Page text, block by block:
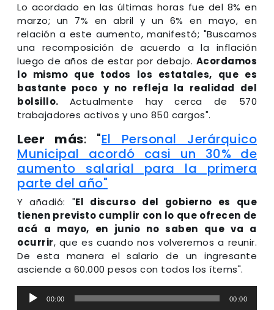
Lo acordado en las últimas horas fue del 8% en
marzo; un 7% en abril y un 6% en mayo, en
relación a este aumento, manifestó; "Buscamos
una recomposición de acuerdo a la inflación
luego de años de estar por debajo. Acordamos
lo mismo que todos los estatales, que es
bastante poco y no refleja la realidad del
bolsillo. Actualmente hay cerca de 570
trabajadores activos y uno 850 cargos".
Leer más: "El Personal Jerárquico
Municipal acordó casi un 30% de
aumento salarial para la primera
parte del año"
Y añadió: "El discurso del gobierno es que
tienen previsto cumplir con lo que ofrecen de
acá a mayo, en junio no saben que va a
ocurrir, que es cuando nos volveremos a reunir.
De esta manera el salario de un ingresante
asciende a 60.000 pesos con todos los ítems".
Reproductor
00:00 00:00